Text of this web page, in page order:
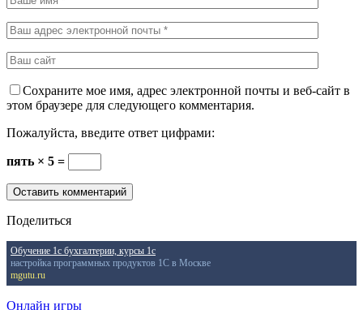
Сохраните мое имя, адрес электронной почты и веб-сайт в
этом браузере для следующего комментария.
Пожалуйста, введите ответ цифрами:
пять × 5 =
Поделиться
Обучение 1с бухгалтерии, курсы 1с
настройка программных продуктов 1С в Москве
mgutu.ru
Онлайн игры